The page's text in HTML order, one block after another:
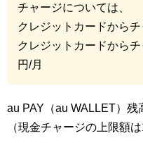
チャージについては、
クレジットカードから
クレジットカードから
円/月
au PAY（au WALLET）残
（現金チャージの上限額